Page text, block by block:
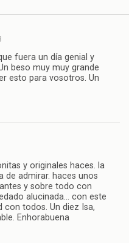
fuera un día genial y
beso muy muy grande
esto para vosotros. Un
y originales haces. la
de admirar. haces unos
y sobre todo con
alucinada… con este
con todos. Un diez Isa,
Enhorabuena